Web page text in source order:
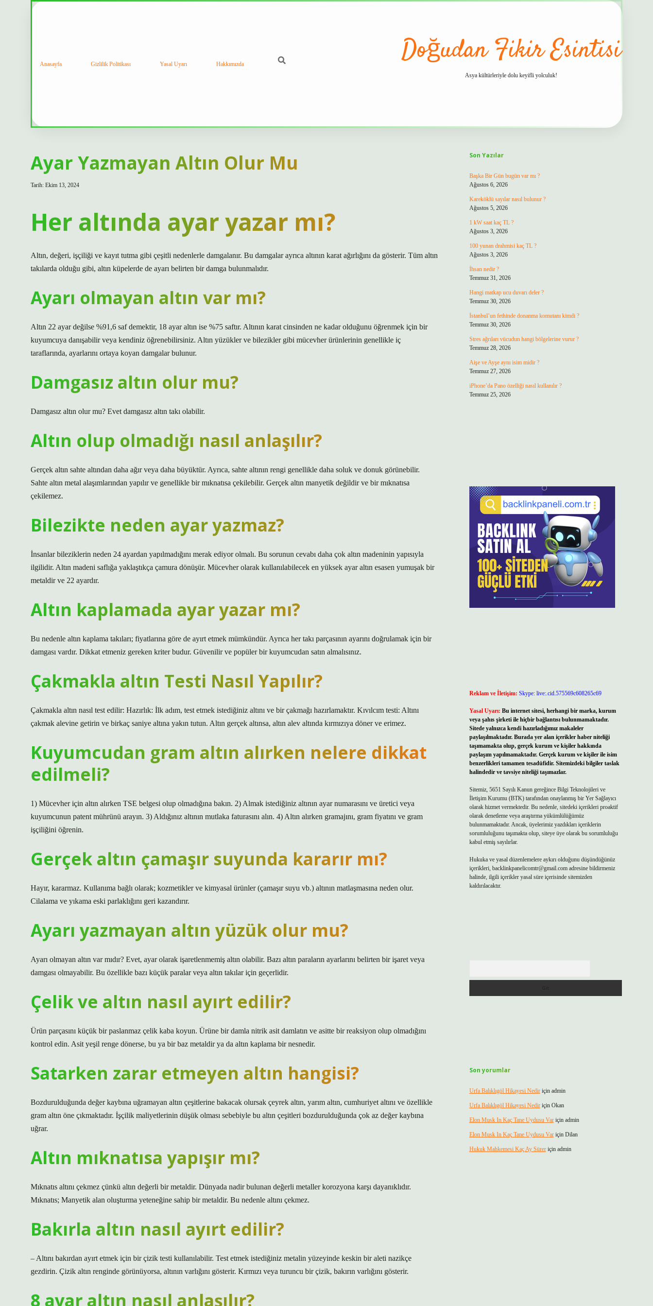
Anasayfa Gizlilik Politikası Yasal Uyarı Hakkımızda Doğudan Fikir Esintisi
Asya kültürleriyle dolu keyifli yolculuk!
Ayar Yazmayan Altın Olur Mu
Tarih: Ekim 13, 2024
Her altında ayar yazar mı?
Altın, değeri, işçiliği ve kayıt tutma gibi çeşitli nedenlerle damgalanır. Bu damgalar ayrıca altının karat ağırlığını da gösterir. Tüm altın
takılarda olduğu gibi, altın küpelerde de ayarı belirten bir damga bulunmalıdır.
Ayarı olmayan altın var mı?
Altın 22 ayar değilse %91,6 saf demektir, 18 ayar altın ise %75 saftır. Altının karat cinsinden ne kadar olduğunu öğrenmek için bir
kuyumcuya danışabilir veya kendiniz öğrenebilirsiniz. Altın yüzükler ve bilezikler gibi mücevher ürünlerinin genellikle iç
taraflarında, ayarlarını ortaya koyan damgalar bulunur.
Damgasız altın olur mu?
Damgasız altın olur mu? Evet damgasız altın takı olabilir.
Altın olup olmadığı nasıl anlaşılır?
Gerçek altın sahte altından daha ağır veya daha büyüktür. Ayrıca, sahte altının rengi genellikle daha soluk ve donuk görünebilir.
Sahte altın metal alaşımlarından yapılır ve genellikle bir mıknatısa çekilebilir. Gerçek altın manyetik değildir ve bir mıknatısa
çekilemez.
Bilezikte neden ayar yazmaz?
İnsanlar bileziklerin neden 24 ayardan yapılmadığını merak ediyor olmalı. Bu sorunun cevabı daha çok altın madeninin yapısıyla
ilgilidir. Altın madeni saflığa yaklaştıkça çamura dönüşür. Mücevher olarak kullanılabilecek en yüksek ayar altın esasen yumuşak bir
metaldir ve 22 ayardır.
Altın kaplamada ayar yazar mı?
Bu nedenle altın kaplama takıları; fiyatlarına göre de ayırt etmek mümkündür. Ayrıca her takı parçasının ayarını doğrulamak için bir
damgası vardır. Dikkat etmeniz gereken kriter budur. Güvenilir ve popüler bir kuyumcudan satın almalısınız.
Çakmakla altın Testi Nasıl Yapılır?
Çakmakla altın nasıl test edilir: Hazırlık: İlk adım, test etmek istediğiniz altını ve bir çakmağı hazırlamaktır. Kıvılcım testi: Altını
çakmak alevine getirin ve birkaç saniye altına yakın tutun. Altın gerçek altınsa, altın alev altında kırmızıya döner ve erimez.
Kuyumcudan gram altın alırken nelere dikkat
edilmeli?
1) Mücevher için altın alırken TSE belgesi olup olmadığına bakın. 2) Almak istediğiniz altının ayar numarasını ve üretici veya
kuyumcunun patent mührünü arayın. 3) Aldığınız altının mutlaka faturasını alın. 4) Altın alırken gramajını, gram fiyatını ve gram
işçiliğini öğrenin.
Gerçek altın çamaşır suyunda kararır mı?
Hayır, kararmaz. Kullanıma bağlı olarak; kozmetikler ve kimyasal ürünler (çamaşır suyu vb.) altının matlaşmasına neden olur.
Cilalama ve yıkama eski parlaklığını geri kazandırır.
Ayarı yazmayan altın yüzük olur mu?
Ayarı olmayan altın var mıdır? Evet, ayar olarak işaretlenmemiş altın olabilir. Bazı altın paraların ayarlarını belirten bir işaret veya
damgası olmayabilir. Bu özellikle bazı küçük paralar veya altın takılar için geçerlidir.
Çelik ve altın nasıl ayırt edilir?
Ürün parçasını küçük bir paslanmaz çelik kaba koyun. Ürüne bir damla nitrik asit damlatın ve asitte bir reaksiyon olup olmadığını
kontrol edin. Asit yeşil renge dönerse, bu ya bir baz metaldir ya da altın kaplama bir nesnedir.
Satarken zarar etmeyen altın hangisi?
Bozdurulduğunda değer kaybına uğramayan altın çeşitlerine bakacak olursak çeyrek altın, yarım altın, cumhuriyet altını ve özellikle
gram altın öne çıkmaktadır. İşçilik maliyetlerinin düşük olması sebebiyle bu altın çeşitleri bozdurulduğunda çok az değer kaybına
uğrar.
Altın mıknatısa yapışır mı?
Mıknatıs altını çekmez çünkü altın değerli bir metaldir. Dünyada nadir bulunan değerli metaller korozyona karşı dayanıklıdır.
Mıknatıs; Manyetik alan oluşturma yeteneğine sahip bir metaldir. Bu nedenle altını çekmez.
Bakırla altın nasıl ayırt edilir?
– Altını bakırdan ayırt etmek için bir çizik testi kullanılabilir. Test etmek istediğiniz metalin yüzeyinde keskin bir aleti nazikçe
gezdirin. Çizik altın renginde görünüyorsa, altının varlığını gösterir. Kırmızı veya turuncu bir çizik, bakırın varlığını gösterir.
8 ayar altın nasıl anlaşılır?
Son Yazılar
Başka Bir Gün bugün var mı ?
Ağustos 6, 2026
Kareköklü sayılar nasıl bulunur ?
Ağustos 5, 2026
1 kW saat kaç TL ?
Ağustos 3, 2026
100 yunan drahmisi kaç TL ?
Ağustos 3, 2026
İhsan nedir ?
Temmuz 31, 2026
Hangi matkap ucu duvarı deler ?
Temmuz 30, 2026
İstanbul’un fethinde donanma komutanı kimdi ?
Temmuz 30, 2026
Stres ağrıları vücudun hangi bölgelerine vurur ?
Temmuz 28, 2026
Aişe ve Ayşe aynı isim midir ?
Temmuz 27, 2026
iPhone’da Pano özelliği nasıl kullanılır ?
Temmuz 25, 2026
Reklam ve İletişim: Skype: live:.cid.575569c608265c69
Yasal Uyarı: Bu internet sitesi, herhangi bir marka, kurum
veya şahıs şirketi ile hiçbir bağlantısı bulunmamaktadır.
Sitede yalnızca kendi hazırladığımız makaleler
paylaşılmaktadır. Burada yer alan içerikler haber niteliği
taşımamakta olup, gerçek kurum ve kişiler hakkında
paylaşım yapılmamaktadır. Gerçek kurum ve kişiler ile isim
benzerlikleri tamamen tesadüfidir. Sitemizdeki bilgiler taslak
halindedir ve tavsiye niteliği taşımazlar.
Sitemiz, 5651 Sayılı Kanun gereğince Bilgi Teknolojileri ve
İletişim Kurumu (BTK) tarafından onaylanmış bir Yer Sağlayıcı
olarak hizmet vermektedir. Bu nedenle, sitedeki içerikleri proaktif
olarak denetleme veya araştırma yükümlülüğümüz
bulunmamaktadır. Ancak, üyelerimiz yazdıkları içeriklerin
sorumluluğunu taşımakta olup, siteye üye olarak bu sorumluluğu
kabul etmiş sayılırlar.
Hukuka ve yasal düzenlemelere aykırı olduğunu düşündüğünüz
içerikleri, backlinkpanelicomtr@gmail.comadresine bildirmeniz
halinde, ilgili içerikler yasal süre içerisinde sitemizden
kaldırılacaktır.
Son yorumlar
Urfa Balıklıgöl Hikayesi Nediriçin admin
Urfa Balıklıgöl Hikayesi Nediriçin Okan
Elon Musk In Kaç Tane Uydusu Variçin admin
Elon Musk In Kaç Tane Uydusu Variçin Dilan
Hukuk Mahkemesi Kaç Ay Süreriçin admin